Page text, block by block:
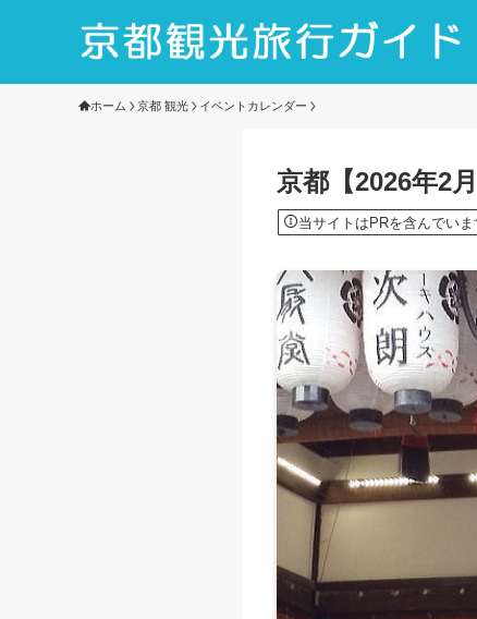
ホーム 京都 観光 イベントカレンダー
京都【2026年2
当サイトはPRを含んでいま